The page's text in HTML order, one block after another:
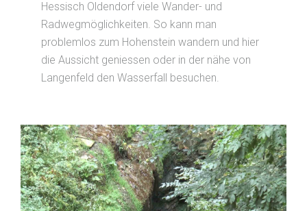
Hessisch Oldendorf viele Wander- und
Radwegmöglichkeiten. So kann man
problemlos zum Hohenstein wandern und hier
die Aussicht geniessen oder in der nähe von
Langenfeld den Wasserfall besuchen.